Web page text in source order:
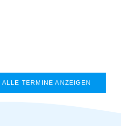
ALLE TERMINE ANZEIGEN